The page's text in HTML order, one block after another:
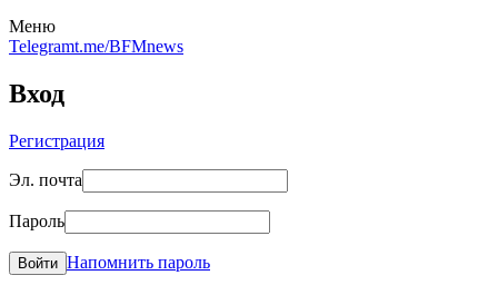
Меню
Telegramt.me/BFMnews
Вход
Регистрация
Эл. почта
Пароль
Войти Напомнить пароль